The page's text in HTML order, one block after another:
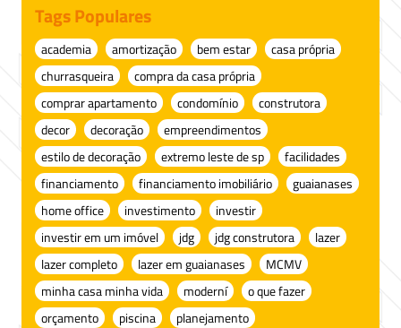
Tags Populares
academia amortização bem estar
casa própria
churrasqueira
compra da casa própria
comprar apartamento
condomínio
construtora
decor
decoração
empreendimentos
estilo de decoração
extremo leste de sp
facilidades
financiamento
financiamento imobiliário
guaianases
home office
investimento
investir
investir em um imóvel
jdg jdg construtora
lazer
lazer completo
lazer em guaianases
MCMV
minha casa minha vida
moderní
o que fazer
orçamento
piscina
planejamento